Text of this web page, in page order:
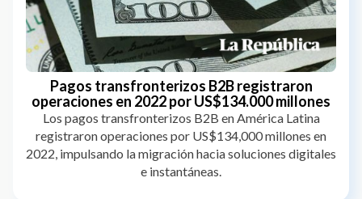
Pagos transfronterizos B2B registraron
operaciones en 2022 por US$134.000 millones
Los pagos transfronterizos B2B en América Latina
registraron operaciones por US$134,000 millones en
2022, impulsando la migración hacia soluciones digitales
e instantáneas.